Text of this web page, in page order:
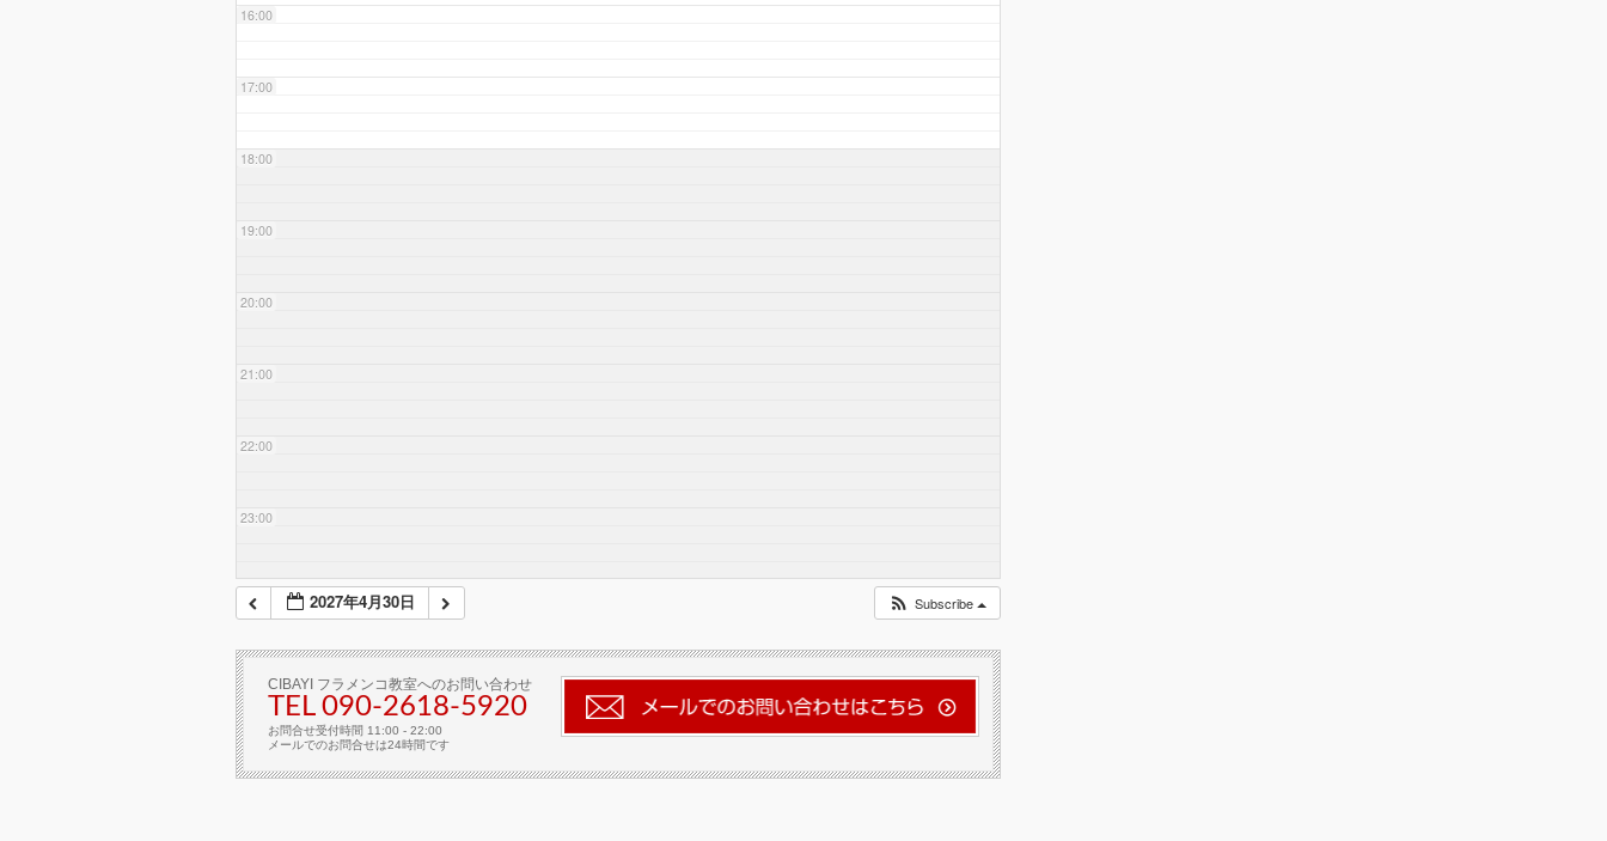
16:00
17:00
18:00
19:00
20:00
21:00
22:00
23:00
2027年4月30日 Subscribe
CIBAYI フラメンコ教室へのお問い合わせ
TEL 090-2618‐5920
お問合せ受付時間 11:00 - 22:00
メールでのお問合せは24時間です